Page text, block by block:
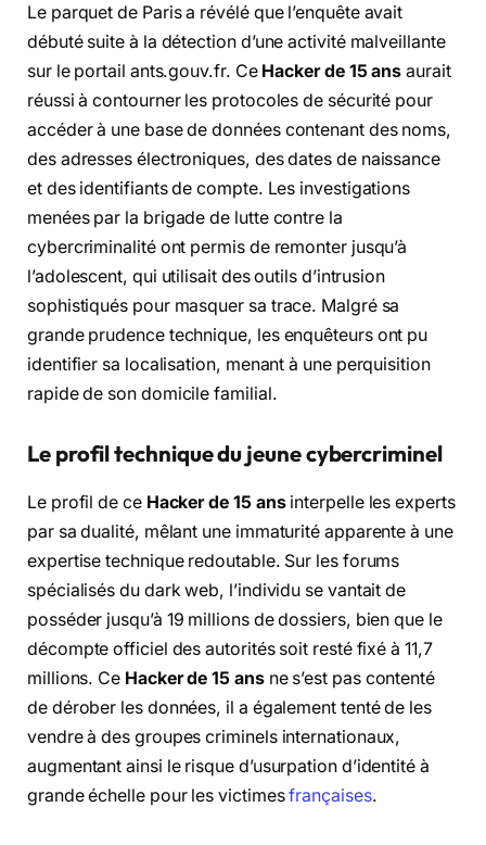
Le parquet de Paris a révélé que l’enquête avait
débuté suite à la détection d’une activité malveillante
sur le portail ants.gouv.fr. Ce Hacker de 15 ans aurait
réussi à contourner les protocoles de sécurité pour
accéder à une base de données contenant des noms,
des adresses électroniques, des dates de naissance
et des identifiants de compte. Les investigations
menées par la brigade de lutte contre la
cybercriminalité ont permis de remonter jusqu’à
l’adolescent, qui utilisait des outils d’intrusion
sophistiqués pour masquer sa trace. Malgré sa
grande prudence technique, les enquêteurs ont pu
identifier sa localisation, menant à une perquisition
rapide de son domicile familial.
Le profil technique du jeune cybercriminel
Le profil de ce Hacker de 15 ansinterpelle les experts
par sa dualité, mêlant une immaturité apparente à une
expertise technique redoutable. Sur les forums
spécialisés du dark web, l’individu se vantait de
posséder jusqu’à 19 millions de dossiers, bien que le
décompte officiel des autorités soit resté fixé à 11,7
millions. Ce Hacker de 15 ansne s’est pas contenté
de dérober les données, il a également tenté de les
vendre à des groupes criminels internationaux,
augmentant ainsi le risque d’usurpation d’identité à
grande échelle pour les victimesfrançaises.